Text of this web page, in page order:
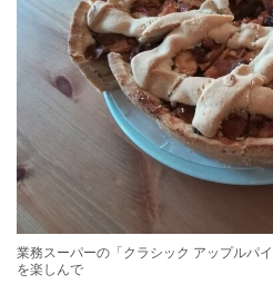
業務スーパーの「クラシック アップルパ
を楽しんで